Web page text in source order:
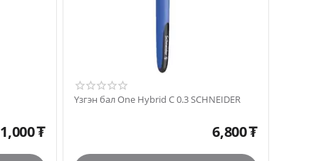
1,000₮
Үзгэн бал One Hybrid C 0.3 SCHNEIDER
6,800₮